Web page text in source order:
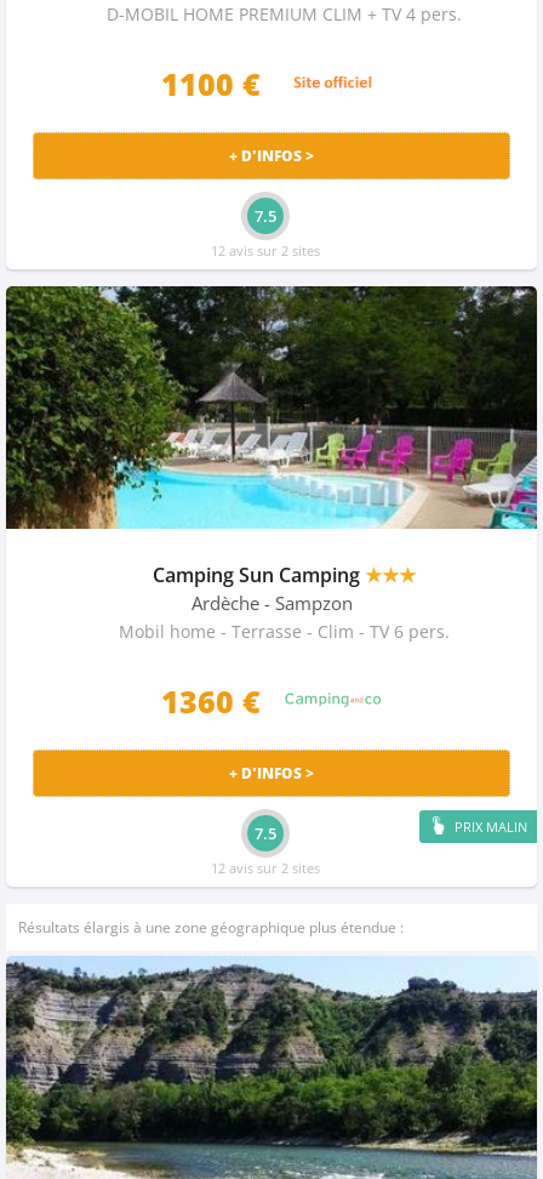
D-MOBIL HOME PREMIUM CLIM + TV 4 pers.
1100 €
+ D'INFOS >
7.5
12 avis sur 2 sites
Camping Sun Camping★★★
Ardèche - Sampzon
Mobil home - Terrasse - Clim - TV 6 pers.
1360 €
PRIX MALIN
+ D'INFOS >
7.5
12 avis sur 2 sites
Résultats élargis à une zone géographique plus étendue :